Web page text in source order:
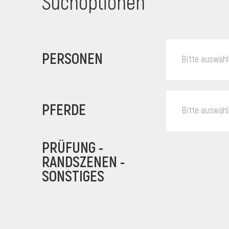
PERSONEN Bitte
PFERDE Bitte
PRÜFUNG -
RANDSZENEN -
SONSTIGES